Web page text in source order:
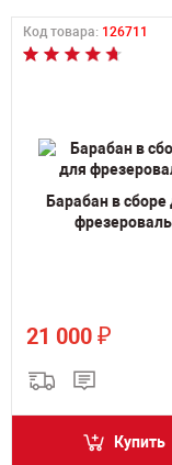
Код товара: 126711
Барабан в сборе
21 000 ₽
Купить